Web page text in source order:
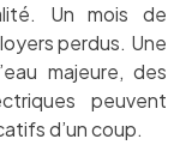
Un mois de
perdus. Une
majeure, des
peuvent
d’un coup.